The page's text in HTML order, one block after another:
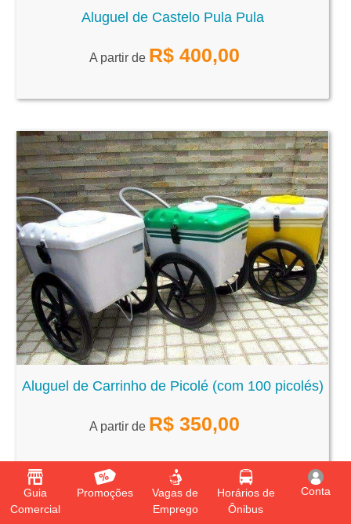
Guia
Comercial
Promoções
Vagas de
Emprego
Horários de
Ônibus
Conta
Aluguel de Castelo Pula Pula
A partir de R$ 400,00
Aluguel de Carrinho de Picolé (com 100 picolés)
A partir de R$ 350,00